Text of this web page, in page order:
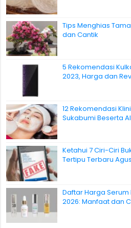
Tips Menghias
dan Cantik
5 Rekomendasi
2023, Harga dan
12 Rekomendasi
Sukabumi Beserta
Ketahui 7 Ciri-Ciri
Tertipu Terbaru
Daftar Harga Serum
2026: Manfaat dan